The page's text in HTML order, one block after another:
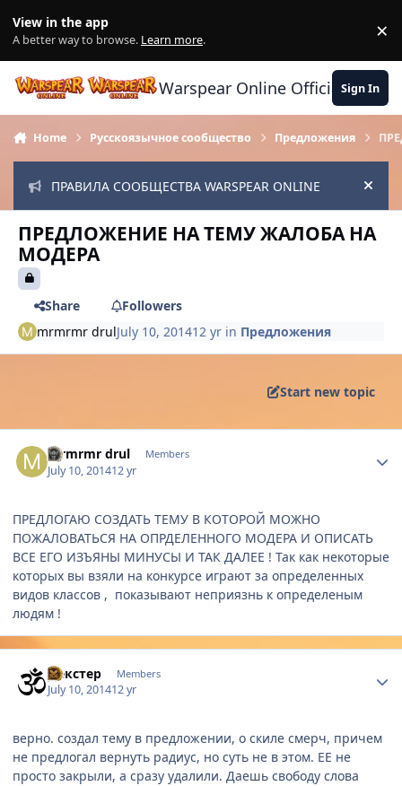
View in the app
A better way to browse. Learn more. ×
Warspear Online Official Forum
Sign In
Home Русскоязычное сообщество Предложения
ПРАВИЛА СООБЩЕСТВА WARSPEAR ONLINE Hide
ПРЕДЛОЖЕНИЕ НА ТЕМУ ЖАЛОБА НА
МОДЕРА
Share
Followers
mrmrmr drulJuly 10, 201412 yr in Предложения
Start new topic
mrmrmr drul Members
July 10, 201412 yr
ПРЕДЛОГАЮ СОЗДАТЬ ТЕМУ В КОТОРОЙ МОЖНО
ПОЖАЛОВАТЬСЯ НА ОПРДЕЛЕННОГО МОДЕРА И ОПИСАТЬ
ВСЕ ЕГО ИЗЪЯНЫ МИНУСЫ И ТАК ДАЛЕЕ ! Так как некоторые
которых вы взяли на конкурсе играют за определенных
видов классов , показывают неприязнь к определеным
людям !
Дeкстер Members
July 10, 201412 yr
верно. создал тему в предложении, о скиле смерч, причем
не предлогал вернуть радиус, но суть не в этом. ЕЕ не
просто закрыли, а сразу удалили. Даешь свободу слова